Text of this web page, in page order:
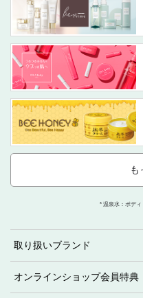
も
* 温泉水：ボデ
取り扱いブランド
オンラインショップ会員特典